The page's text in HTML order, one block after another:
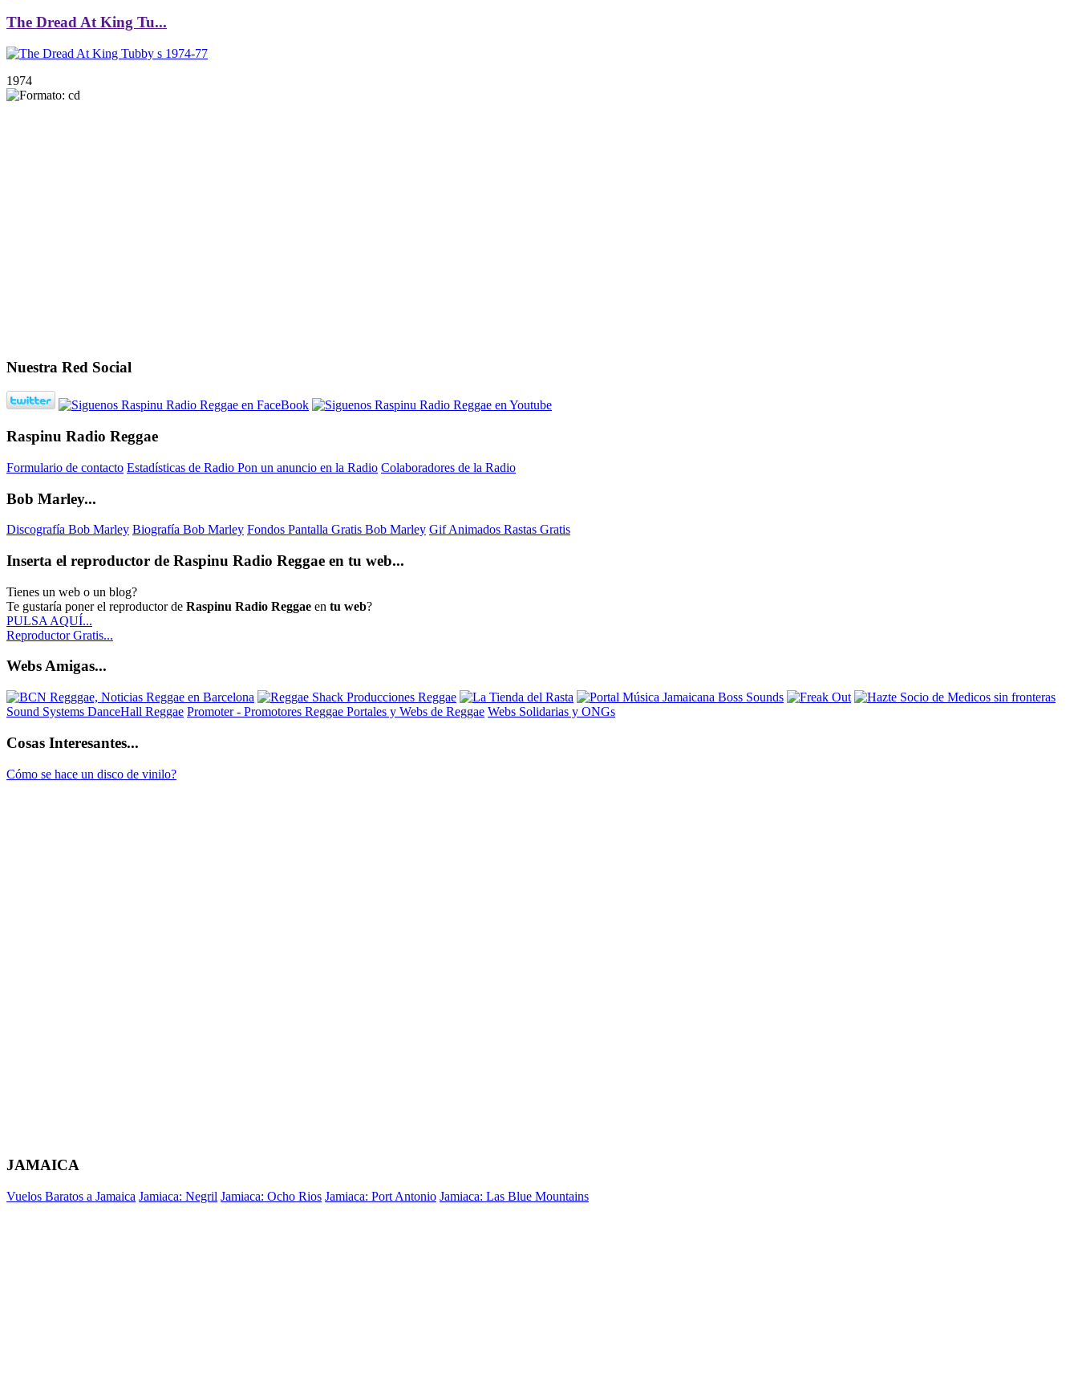
The Dread At King Tu...
1974
Nuestra Red Social
Raspinu Radio Reggae
Formulario de contacto Estadísticas de Radio Pon un anuncio en la Radio Colaboradores de la Radio
Bob Marley...
Discografía Bob Marley Biografía Bob Marley Fondos Pantalla Gratis Bob Marley Gif Animados Rastas Gratis
Inserta el reproductor de Raspinu Radio Reggae en tu web...
Tienes un web o un blog?
Te gustaría poner el reproductor de Raspinu Radio Reggae en tu web?
PULSA AQUÍ...
Reproductor Gratis...
Webs Amigas...
Sound Systems DanceHall Reggae Promoter - Promotores Reggae Portales y Webs de Reggae Webs Solidarias y ONGs
Cosas Interesantes...
Cómo se hace un disco de vinilo?
JAMAICA
Vuelos Baratos a Jamaica Jamiaca: Negril Jamiaca: Ocho Rios Jamiaca: Port Antonio Jamiaca: Las Blue Mountains